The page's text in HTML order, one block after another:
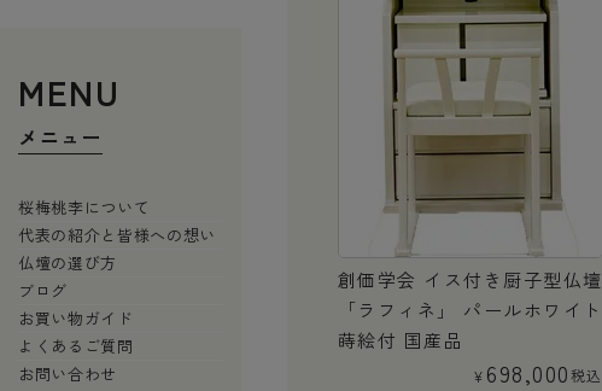
MENU
メニュー
桜梅桃李について
代表の紹介と皆様への想い
仏壇の選び方
ブログ
お買い物ガイド
よくあるご質問
お問い合わせ
壇。洗
仕上
壇
」
「風美」 匠型 黒塗り 蒔絵付
国産品
創価学会 イス付き厨子型仏壇
「ラフィネ」 パールホワイト
蒔絵付 国産品
¥ 698,000税込